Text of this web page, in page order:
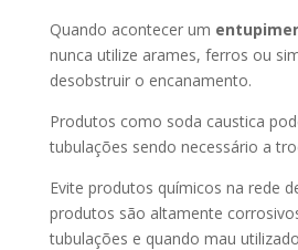
Quando acontecer um
nunca utilize arames, ferros ou
desobstruir o encanamento.
Produtos como soda caustica
tubulações sendo necessário a
Evite produtos químicos na rede
produtos são altamente
tubulações e quando mau